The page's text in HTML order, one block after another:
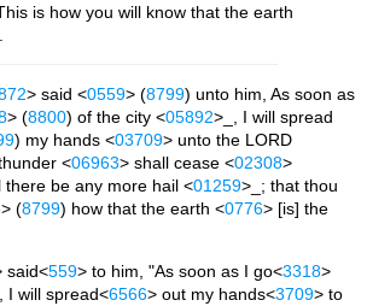
is how you will know that the earth
> said <0559> (8799) unto him, As soon as
> (8800) of the city <05892>_, I will spread
) my hands <03709> unto the LORD
<06963> shall cease <02308>
there be any more hail <01259>_; that thou
> (8799) how that the earth <0776> [is] the
said<559> to him, "As soon as I go<3318>
I will spread<6566> out my hands<3709> to